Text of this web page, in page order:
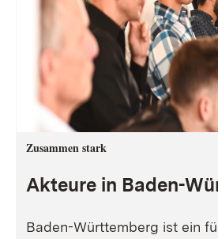
Zusammen stark
Akteure in Baden-
Baden-Württemberg ist ein